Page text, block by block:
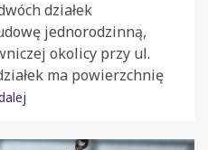
działek
jednorodzinną,
okolicy przy ul.
ma powierzchnię